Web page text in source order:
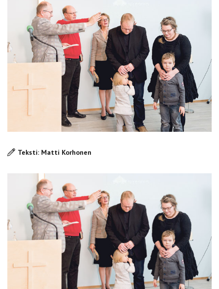
Teksti: Matti Korhonen